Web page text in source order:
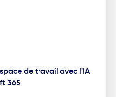
de travail avec l'IA
365